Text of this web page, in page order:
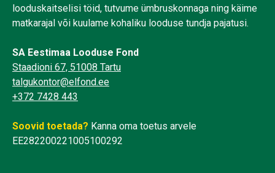
looduskaitselisi töid, tutvume ümbruskonnaga ning käime
matkarajal või kuulame kohaliku looduse tundja pajatusi.
SA Eestimaa Looduse Fond
Staadioni 67, 51008 Tartu
talgukontor@elfond.ee
+372 7428 443
Soovid toetada? Kanna oma toetus arvele
EE282200221005100292